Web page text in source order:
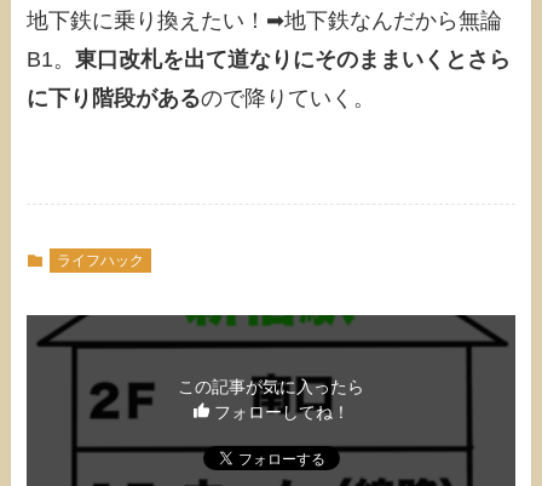
地下鉄に乗り換えたい！➡︎地下鉄なんだから無論
B1。東口改札を出て道なりにそのままいくとさら
に下り階段があるので降りていく。
ライフハック
この記事が気に入ったら
フォローしてね！